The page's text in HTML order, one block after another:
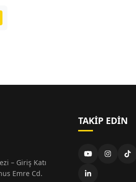
– Giriş Katı
Emre Cd.
TAKIP EDIN